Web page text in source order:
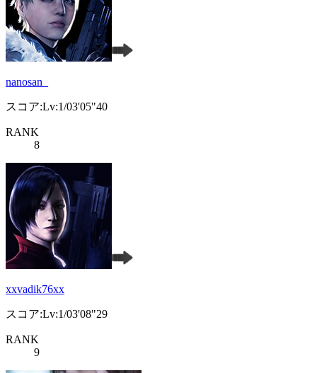
nanosan_
スコア:Lv:1/03'05"40
RANK
8
xxvadik76xx
スコア:Lv:1/03'08"29
RANK
9